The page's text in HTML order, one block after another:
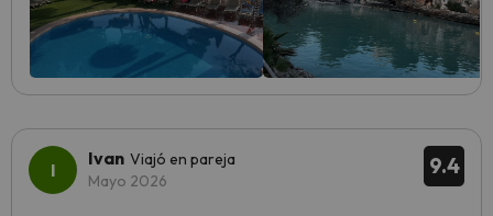
9.4
Ivan Viajó en pareja
Mayo 2026